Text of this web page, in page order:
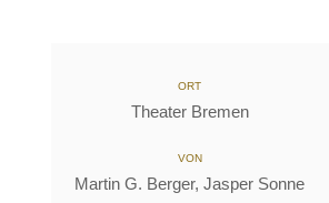
ORT
Theater Bremen
VON
Martin G. Berger, Jasper Sonne